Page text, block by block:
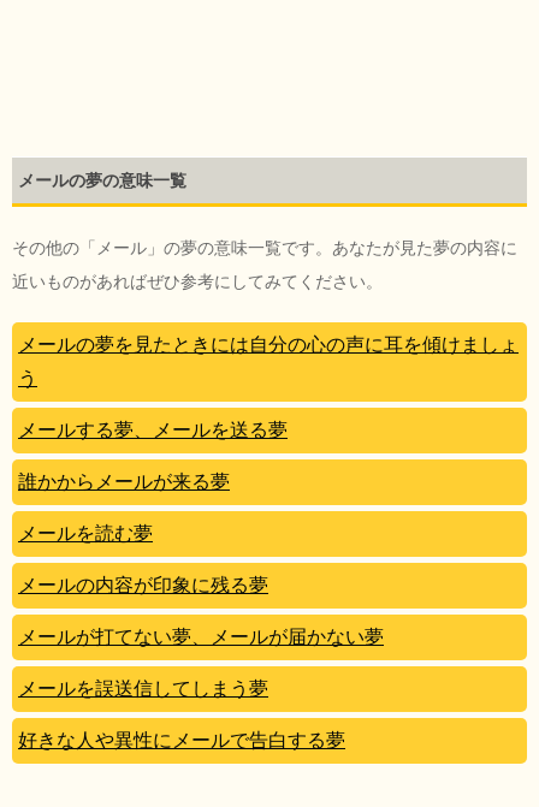
メールの夢の意味一覧
その他の「メール」の夢の意味一覧です。あなたが見た夢の内容に
近いものがあればぜひ参考にしてみてください。
メールの夢を見たときには自分の心の声に耳を傾けましょ
う
メールする夢、メールを送る夢
誰かからメールが来る夢
メールを読む夢
メールの内容が印象に残る夢
メールが打てない夢、メールが届かない夢
メールを誤送信してしまう夢
好きな人や異性にメールで告白する夢